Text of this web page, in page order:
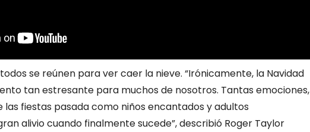
se reúnen para ver caer la nieve. “Irónicamente, la Navidad
tan estresante para muchos de nosotros. Tantas emociones,
las fiestas pasada como niños encantados y adultos
alivio cuando finalmente sucede”, describió Roger Taylor